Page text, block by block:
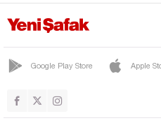
Google Play Store Apple